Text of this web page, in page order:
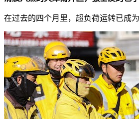
在过去的四个月里，超负荷运转已成